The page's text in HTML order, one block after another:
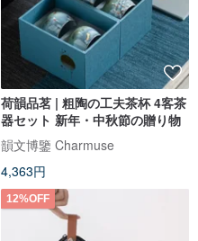
荷韻品茗 | 粗陶の工夫茶杯 4客茶
器セット 新年・中秋節の贈り物
韻文博鑒 Charmuse
4,363円
12%OFF